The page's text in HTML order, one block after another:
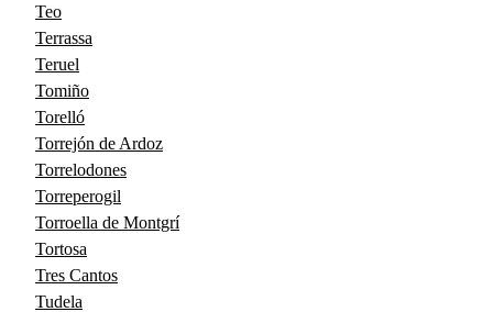
Teo
Terrassa
Teruel
Tomiño
Torelló
Torrejón de Ardoz
Torrelodones
Torreperogil
Torroella de Montgrí
Tortosa
Tres Cantos
Tudela